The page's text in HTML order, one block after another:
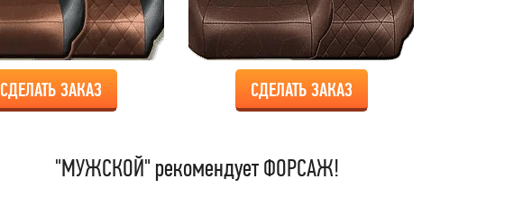
СДЕЛАТЬ ЗАКАЗ СДЕЛАТЬ ЗАКАЗ
"МУЖСКОЙ" рекомендует ФОРСАЖ!